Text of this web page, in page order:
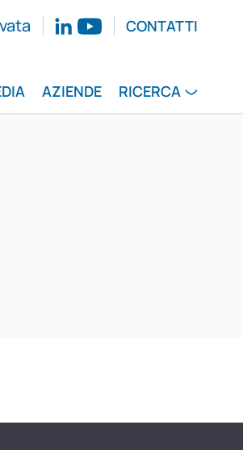
CONTATTI
AZIENDE RICERCA